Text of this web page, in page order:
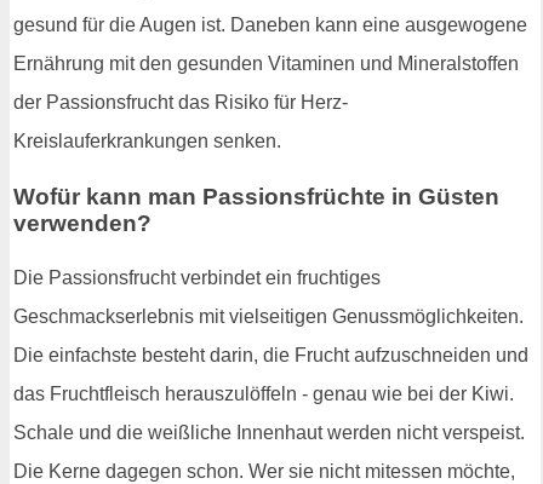
gesund für die Augen ist. Daneben kann eine ausgewogene
Ernährung mit den gesunden Vitaminen und Mineralstoffen
der Passionsfrucht das Risiko für Herz-
Kreislauferkrankungen senken.
Wofür kann man Passionsfrüchte in Güsten
verwenden?
Die Passionsfrucht verbindet ein fruchtiges
Geschmackserlebnis mit vielseitigen Genussmöglichkeiten.
Die einfachste besteht darin, die Frucht aufzuschneiden und
das Fruchtfleisch herauszulöffeln - genau wie bei der Kiwi.
Schale und die weißliche Innenhaut werden nicht verspeist.
Die Kerne dagegen schon. Wer sie nicht mitessen möchte,